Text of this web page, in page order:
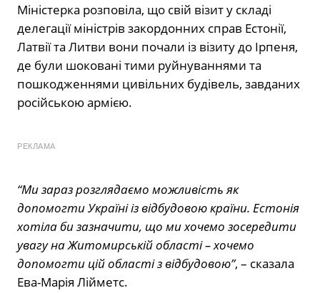
Міністерка розповіла, що свій візит у складі
делегації міністрів закордонних справ Естонії,
Латвії та Литви вони почали із візиту до Ірпеня,
де були шоковані тими руйнуваннями та
пошкодженнями цивільних будівель, завданих
російською армією.
РЕКЛАМА
“Ми зараз розглядаємо можливість як
допомогти Україні із відбудовою країни. Естонія
хотіла би зазначити, що ми хочемо зосередити
увагу на Житомирській області – хочемо
допомогти цій області з відбудовою”, – сказала
Ева-Марія Лійметс.